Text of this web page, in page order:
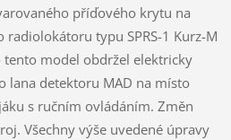
příďového krytu na
radiolokátoru typu SPRS-1 Kurz-M
tento model obdržel elektricky
lana detektoru MAD na místo
s ručním ovládáním. Změn
Všechny výše uvedené úpravy